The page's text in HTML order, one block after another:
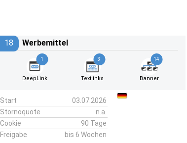
18 Werbemittel
1
DeepLink
3
Textlinks
14
Banner
Start
03.07.2026
Stornoquote
n.a.
Cookie
90 Tage
Freigabe
bis 6 Wochen